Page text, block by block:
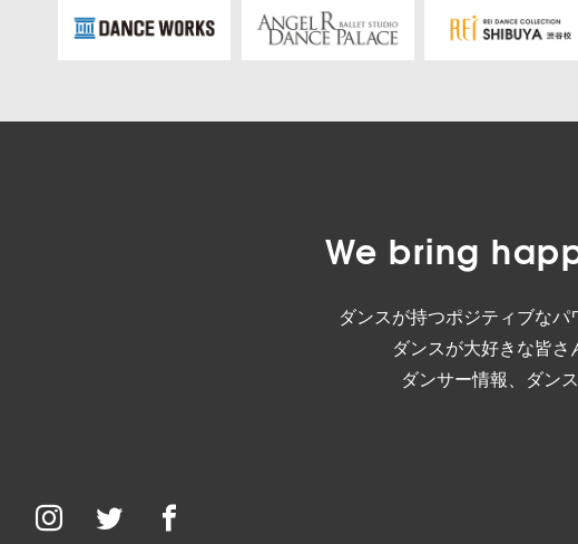
We bring
ダンスが持つポジティブなパ
ダンスが大好きな皆さ
ダンサー情報、ダン